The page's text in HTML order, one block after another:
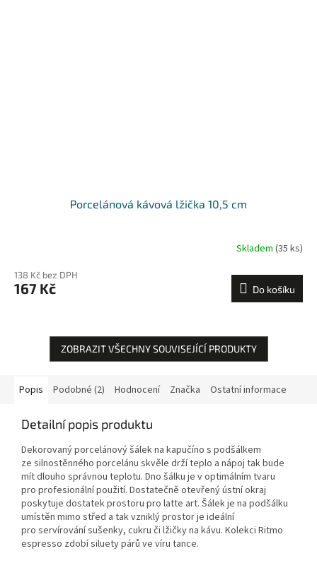
Porcelánová kávová lžička 10,5 cm
Skladem (35 ks)
138 Kč bez DPH
167 Kč Do košíku
ZOBRAZIT VŠECHNY SOUVISEJÍCÍ PRODUKTY
Popis Podobné (2) Hodnocení Značka Ostatní informace
Detailní popis produktu
Dekorovaný porcelánový šálek na kapučíno s podšálkem
ze silnostěnného porcelánu skvěle drží teplo a nápoj tak bude
mít dlouho správnou teplotu. Dno šálku je v optimálním tvaru
pro profesionální použití. Dostatečně otevřený ústní okraj
poskytuje dostatek prostoru pro latte art. Šálek je na podšálku
umístěn mimo střed a tak vzniklý prostor je ideální
pro servírování sušenky, cukru či lžičky na kávu. Kolekci Ritmo
espresso zdobí siluety párů ve víru tance.